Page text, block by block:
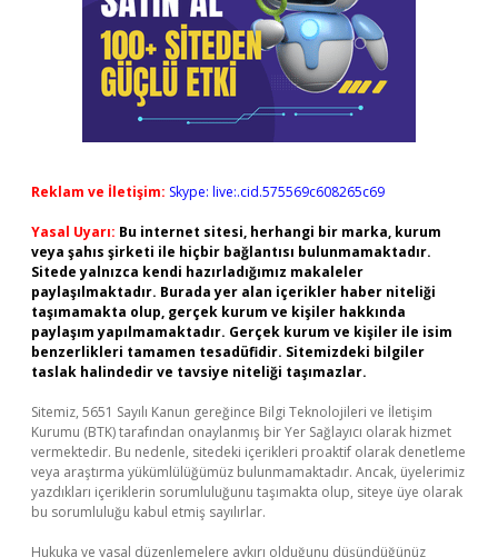
Reklam ve İletişim: Skype: live:.cid.575569c608265c69
Yasal Uyarı: Bu internet sitesi, herhangi bir marka, kurum
veya şahıs şirketi ile hiçbir bağlantısı bulunmamaktadır.
Sitede yalnızca kendi hazırladığımız makaleler
paylaşılmaktadır. Burada yer alan içerikler haber niteliği
taşımamakta olup, gerçek kurum ve kişiler hakkında
paylaşım yapılmamaktadır. Gerçek kurum ve kişiler ile isim
benzerlikleri tamamen tesadüfidir. Sitemizdeki bilgiler
taslak halindedir ve tavsiye niteliği taşımazlar.
Sitemiz, 5651 Sayılı Kanun gereğince Bilgi Teknolojileri ve İletişim
Kurumu (BTK) tarafından onaylanmış bir Yer Sağlayıcı olarak hizmet
vermektedir. Bu nedenle, sitedeki içerikleri proaktif olarak denetleme
veya araştırma yükümlülüğümüz bulunmamaktadır. Ancak, üyelerimiz
yazdıkları içeriklerin sorumluluğunu taşımakta olup, siteye üye olarak
bu sorumluluğu kabul etmiş sayılırlar.
Hukuka ve yasal düzenlemelere aykırı olduğunu düşündüğünüz